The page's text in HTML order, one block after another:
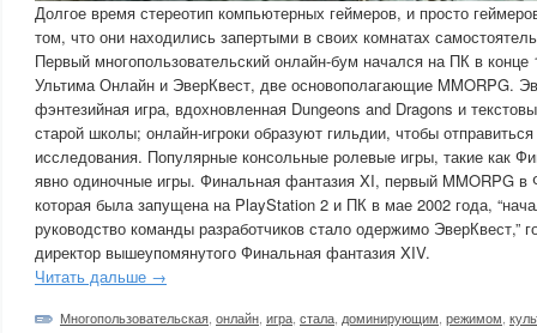
Долгое время стереотип компьютерных геймеров, и просто
том, что они находились запертыми в своих комнатах
Первый многопользовательский онлайн-бум начался на ПК в конце
Ультима Онлайн и ЭверКвест, две основополагающие MMORPG.
фэнтезийная игра, вдохновленная Dungeons and Dragons и
старой школы; онлайн-игроки образуют гильдии, чтобы
исследования. Популярные консольные ролевые игры, такие как
явно одиночные игры. Финальная фантазия XI, первый MMORPG в
которая была запущена на PlayStation 2 и ПК в мае 2002 года,
руководство команды разработчиков стало одержимо ЭверКвест,”
директор вышеупомянутого Финальная фантазия XIV.
Читать дальше →
Многопользовательская онлайн игра стала доминирующим режимом